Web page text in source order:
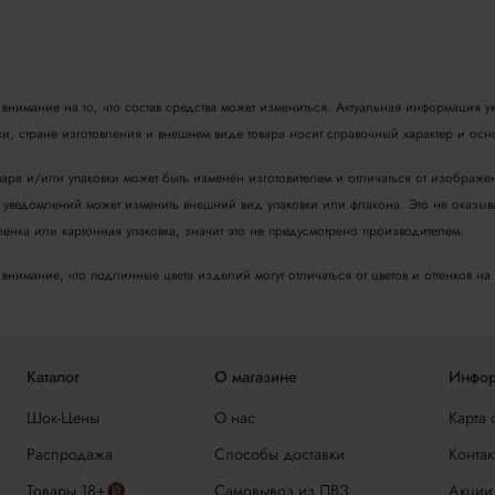
на то, что состав средства может измениться. Актуальная информация
стране изготовления и внешнем виде товара носит справочный характер и
и/или упаковки может быть изменён изготовителем и отличаться от
может изменить внешний вид упаковки или флакона. Это не
или картонная упаковка, значит это не предусмотрено производителем.
что подлинные цвета изделий могут отличаться от цветов и оттенков
Каталог
Шок-Цены
Распродажа
Товары 18+🔞
О магазине
О нас
Способы доставки
Самовывоз из ПВЗ
Карта
Акции